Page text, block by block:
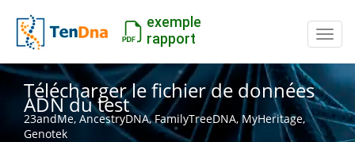
exemple
rapport
Télécharger le fichier de données
ADN du test
23andMe, AncestryDNA, FamilyTreeDNA, MyHeritage,
Genotek